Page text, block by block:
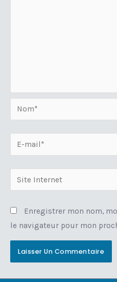
Nom*
mail*
Site
Internet
Enregistrer mon nom,
le navigateur pour mon